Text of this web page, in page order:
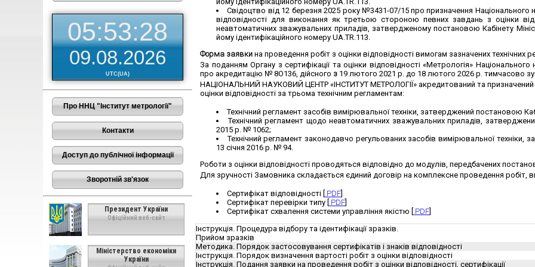
05:53:28
09.08.2026
UTC(UA)
Про ННЦ "Інститут метрології"
Контакти
Доступ до публічної інформації
Зворотній зв'язок
Президент України
Офіційний веб-сайт
Міністерство економіки
України
Свідоцтво від 12 березня 2025 року №3431-07/15 про призначення Національного
відповідності для виконання як третьою стороною певних завдань з оцінки
неавтоматичних зважувальних приладів, затвердженому постановою Кабінету
йому ідентифікаційного номеру UA.TR.113.
Форма заявки на проведення робіт з оцінки відповідності вимогам зазначених технічних
За поданням Органу з сертифікації та оцінки відповідності «Метрологія»
про акредитацію № 8О136, дійсного з 19 лютого 2021 р. до 18 лютого 2026 р. тимчасово
НАЦІОНАЛЬНИЙ НАУКОВИЙ ЦЕНТР «ІНСТИТУТ МЕТРОЛОГІЇ» акредитований та призначений
оцінки відповідності за трьома технічним регламентам:
Технічний регламент засобів вимірювальної техніки, затверджений постановою
Технічний регламент щодо неавтоматичних зважувальних приладів,
2015 р. № 1062;
Технічний регламент законодавчо регульованих засобів вимірювальної техніки,
13 січня 2016 р. № 94.
Роботи з оцінки відповідності проводяться відповідно до модулів, передбачених
Для зручності Замовника складається єдиний договір на комплексне проведення робіт,
Сертифікат відповідності [ .PDF
Сертифікат перевірки типу [ .PDF
Сертифікат схвалення системи управління якістю [ .PDF
Інструкція. Процедура відбору та ідентифікації зразків.
Прийом зразків
Методика. Порядок застосовування сертифікатів і знаків відповідності
Інструкція. Порядок визначення вартості робіт з оцінки відповідності
Інструкція. Подання заявки на проведення робіт з оцінки відповідності, сертифікації